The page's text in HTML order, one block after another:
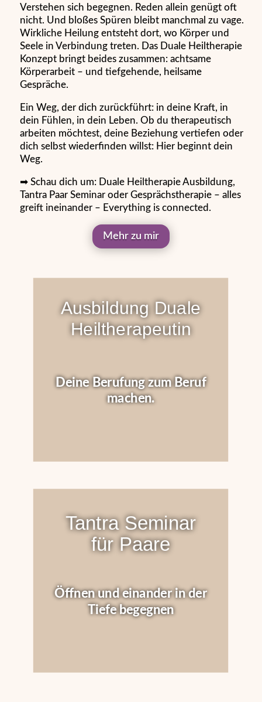
Verstehen sich begegnen. Reden allein genügt oft
nicht. Und bloßes Spüren bleibt manchmal zu vage.
Wirkliche Heilung entsteht dort, wo Körper und
Seele in Verbindung treten. Das Duale Heiltherapie
Konzept bringt beides zusammen: achtsame
Körperarbeit – und tiefgehende, heilsame
Gespräche.
Ein Weg, der dich zurückführt: in deine Kraft, in
dein Fühlen, in dein Leben. Ob du therapeutisch
arbeiten möchtest, deine Beziehung vertiefen oder
dich selbst wiederfinden willst: Hier beginnt dein
Weg.
➡ Schau dich um: Duale Heiltherapie Ausbildung,
Tantra Paar Seminar oder Gesprächstherapie – alles
greift ineinander – Everything is connected.
Mehr zu mir
Ausbildung Duale
Heiltherapeutin
Deine Berufung zum Beruf
machen.
Tantra Seminar
für Paare
Öffnen und einander in der
Tiefe begegnen